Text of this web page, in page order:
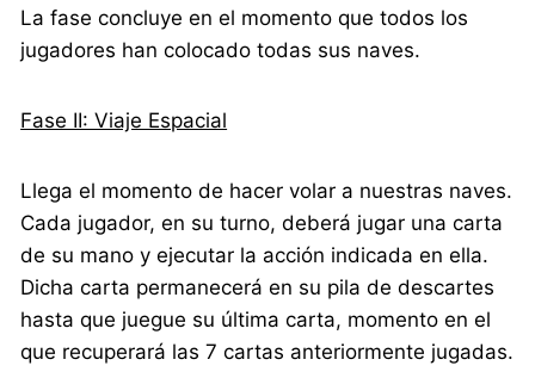
La fase concluye en el momento que todos los
jugadores han colocado todas sus naves.
Fase II: Viaje Espacial
Llega el momento de hacer volar a nuestras naves.
Cada jugador, en su turno, deberá jugar una carta
de su mano y ejecutar la acción indicada en ella.
Dicha carta permanecerá en su pila de descartes
hasta que juegue su última carta, momento en el
que recuperará las 7 cartas anteriormente jugadas.